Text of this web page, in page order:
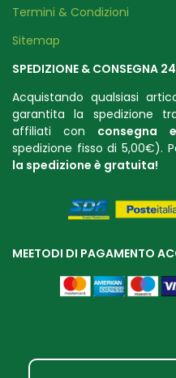
Termini & Condizioni
Sitemap
SPEDIZIONE & CONSEGNA
Acquistando qualsiasi
garantita la spedizione
affiliati con consegna
spedizione fisso di 5,00€).
la spedizione è gratuita!
MEETODI DI PAGAMENTO